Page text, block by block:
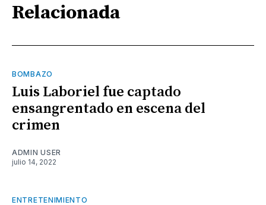
Relacionada
BOMBAZO
Luis Laboriel fue captado
ensangrentado en escena del
crimen
ADMIN USER
julio 14, 2022
ENTRETENIMIENTO